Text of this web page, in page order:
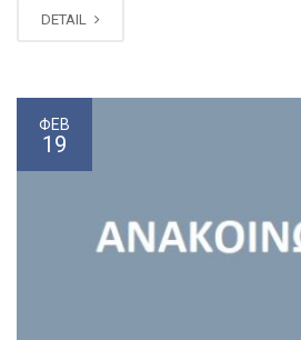
DETAIL
ΦΕΒ
19